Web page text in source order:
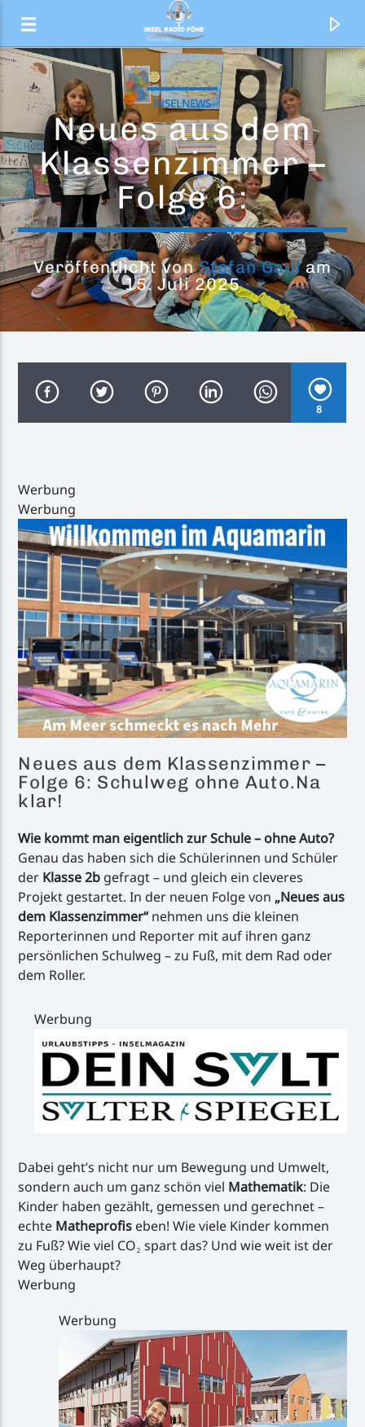
Aktueller Titel
Sex on the Streets
Handystream
INSELNEWS
Neues aus dem
Klassenzimmer –
Folge 6:
Veröffentlicht vonStefan Gaulam
15. Juli 2025
8
Werbung
Werbung
Neues aus dem Klassenzimmer –
Folge 6: Schulweg ohne Auto.Na
klar!
Wie kommt man eigentlich zur Schule – ohne Auto?
Genau das haben sich die Schülerinnen und Schüler
der Klasse 2b gefragt – und gleich ein cleveres
Projekt gestartet. In der neuen Folge von „Neues aus
dem Klassenzimmer“nehmen uns die kleinen
Reporterinnen und Reporter mit auf ihren ganz
persönlichen Schulweg – zu Fuß, mit dem Rad oder
dem Roller.
Werbung
Dabei geht’s nicht nur um Bewegung und Umwelt,
sondern auch um ganz schön viel Mathematik: Die
Kinder haben gezählt, gemessen und gerechnet –
echte Matheprofis eben! Wie viele Kinder kommen
zu Fuß? Wie viel CO₂ spart das? Und wie weit ist der
Weg überhaupt?
Werbung
Werbung